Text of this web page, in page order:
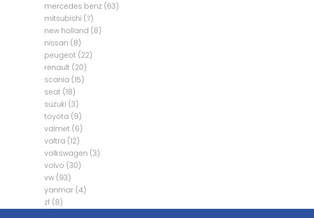
mercedes benz (63)
mitsubishi (7)
new holland (8)
nissan (8)
peugeot (22)
renault (20)
scania (15)
seat (18)
suzuki (3)
toyota (9)
valmet (6)
valtra (12)
volkswagen (3)
volvo (30)
vw (93)
yanmar (4)
zf (8)